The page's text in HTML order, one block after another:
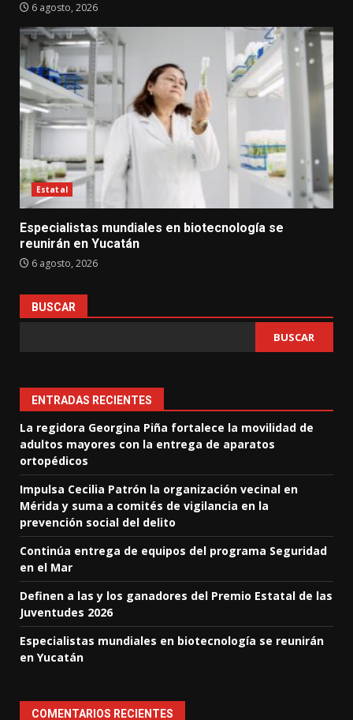
6 agosto, 2026
Estatal
Especialistas mundiales en biotecnología se
reunirán en Yucatán
6 agosto, 2026
BUSCAR
BUSCAR
ENTRADAS RECIENTES
La regidora Georgina Piña fortalece la movilidad de
adultos mayores con la entrega de aparatos
ortopédicos
Impulsa Cecilia Patrón la organización vecinal en
Mérida y suma a comités de vigilancia en la
prevención social del delito
Continúa entrega de equipos del programa Seguridad
en el Mar
Definen a las y los ganadores del Premio Estatal de las
Juventudes 2026
Especialistas mundiales en biotecnología se reunirán
en Yucatán
COMENTARIOS RECIENTES